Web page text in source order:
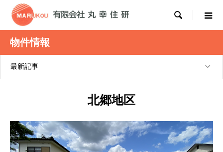

物件情報
最新記事
北郷地区